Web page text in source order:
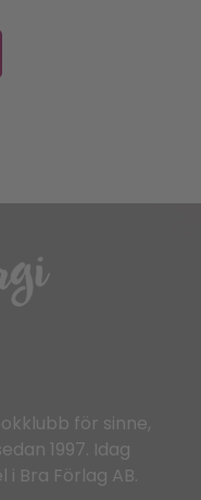
för sinne,
1997. Idag
Bra Förlag AB.